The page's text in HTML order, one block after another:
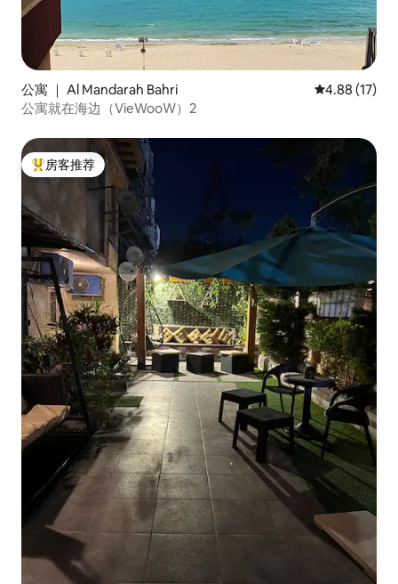
公寓 ｜ Al Mandarah Bahri 平均评分
4.88 (17)
公寓就在海边（VieWooW）2
热门「房客推荐」
房客推荐